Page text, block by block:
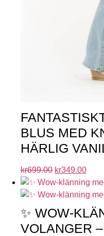
BLUS MED
HÄRLIG
kr699.00 kr349.00
✨ WOW-
VOLANGER